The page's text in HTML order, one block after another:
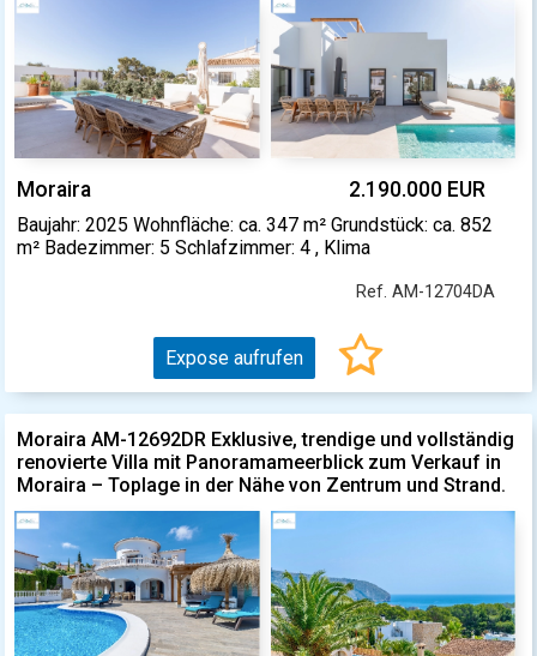
Moraira 2.190.000 EUR
Baujahr: 2025 Wohnfläche: ca. 347 m² Grundstück: ca. 852
m² Badezimmer: 5 Schlafzimmer: 4 , Klima
Ref. AM-12704DA
Expose aufrufen
Moraira AM-12692DR Exklusive, trendige und vollständig
renovierte Villa mit Panoramameerblick zum Verkauf in
Moraira – Toplage in der Nähe von Zentrum und Strand.